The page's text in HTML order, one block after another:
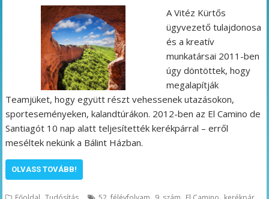
A Vitéz Kürtős
ügyvezető tulajdonosa
és a kreatív
munkatársai 2011-ben
úgy döntöttek, hogy
megalapítják
Teamjüket, hogy együtt részt vehessenek utazásokon,
sporteseményeken, kalandtúrákon. 2012-ben az El Camino de
Santiagót 10 nap alatt teljesítették kerékpárral – erről
meséltek nekünk a Bálint Házban.
OLVASS TOVÁBB!
, , , , ,